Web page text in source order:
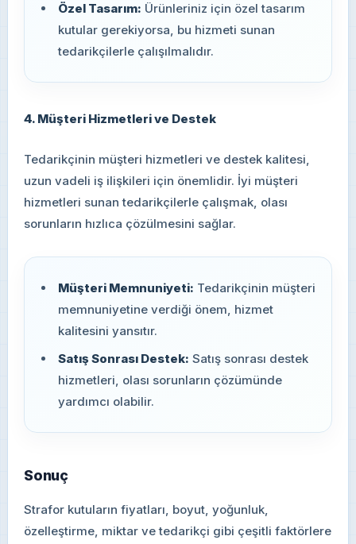
Özel Tasarım: Ürünleriniz için özel tasarım
kutular gerekiyorsa, bu hizmeti sunan
tedarikçilerle çalışılmalıdır.
4. Müşteri Hizmetleri ve Destek
Tedarikçinin müşteri hizmetleri ve destek kalitesi,
uzun vadeli iş ilişkileri için önemlidir. İyi müşteri
hizmetleri sunan tedarikçilerle çalışmak, olası
sorunların hızlıca çözülmesini sağlar.
Müşteri Memnuniyeti: Tedarikçinin müşteri
memnuniyetine verdiği önem, hizmet
kalitesini yansıtır.
Satış Sonrası Destek: Satış sonrası destek
hizmetleri, olası sorunların çözümünde
yardımcı olabilir.
Sonuç
Strafor kutuların fiyatları, boyut, yoğunluk,
özelleştirme, miktar ve tedarikçi gibi çeşitli faktörlere